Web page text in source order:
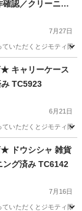
7月27日
いただくとジモティ限
ス
TC5923
6月21日
ただくとジモティ限
ドウシシャ 雑貨
ー） クリーニング済み TC6142
7月16日
ただくとジモティ限